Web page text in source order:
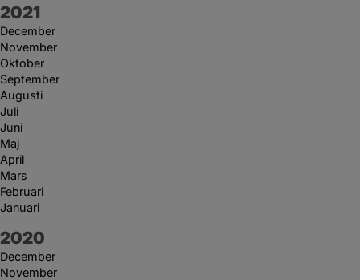
År:
2021
December
November
Oktober
September
Augusti
Juli
Juni
Maj
April
Mars
Februari
Januari
År:
2020
December
November